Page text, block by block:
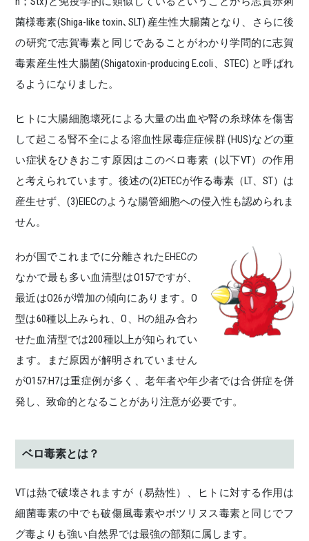
菌様毒素(Shiga-like toxin､SLT) 産生性大腸菌となり、さらに後
の研究で志賀毒素と同じであることがわかり学問的に志賀
毒素産生性大腸菌(Shigatoxin-producing E.coli、STEC) と呼ばれ
るようになりました。
ヒトに大腸細胞壞死による大量の出血や腎の糸球体を傷害
して起こる腎不全による溶血性尿毒症症候群 (HUS)などの重
い症状をひきおこす原因はこのベロ毒素（以下VT）の作用
と考えられています。後述の(2)ETECが作る毒素（LT、ST）は
産生せず、(3)EIECのような腸管細胞への侵入性も認められま
せん。
わが国でこれまでに分離されたEHECの
なかで最も多い血清型はO157ですが、
最近はO26が増加の傾向にあります。O
型は60種以上みられ、O、Hの組み合わ
せた血清型では200種以上が知られてい
ます。まだ原因が解明されていません
がO157:H7は重症例が多く、老年者や年少者では合併症を併
発し、致命的となることがあり注意が必要です。
ベロ毒素とは？
VTは熱で破壊されますが（易熱性）、ヒトに対する作用は
細菌毒素の中でも破傷風毒素やボツリヌス毒素と同じでフ
グ毒よりも強い自然界では最強の部類に属します。